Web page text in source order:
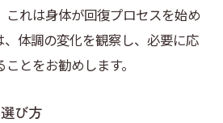
これは身体が回復プロセスを始め
、体調の変化を観察し、必要に応
とをお勧めします。
び方